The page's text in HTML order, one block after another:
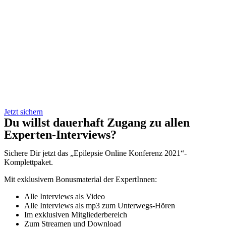
Jetzt sichern
Du willst dauerhaft Zugang zu allen
Experten-Interviews?
Sichere Dir jetzt das „Epilepsie Online Konferenz 2021“-
Komplettpaket.
Mit exklusivem Bonusmaterial der ExpertInnen:
Alle Interviews als Video
Alle Interviews als mp3 zum Unterwegs-Hören
Im exklusiven Mitgliederbereich
Zum Streamen und Download